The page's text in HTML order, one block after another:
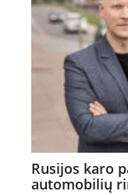
Rusijos karo
automobilių